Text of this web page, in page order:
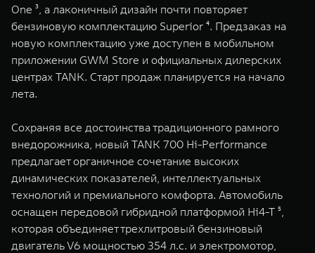
WEY 80
Масштаб возможностей
от 6 449 000 ₽
WEY 80
от 8 099
One ³, а лаконичный дизайн почти повторяет
бензиновую комплектацию Superior ⁴. Предзаказ на
новую комплектацию уже доступен в мобильном
приложении GWM Store и официальных дилерских
центрах TANK. Старт продаж планируется на начало
лета.
Сохраняя все достоинства традиционного рамного
внедорожника, новый TANK 700 Hi-Performance
предлагает органичное сочетание высоких
динамических показателей, интеллектуальных
технологий и премиального комфорта. Автомобиль
оснащен передовой гибридной платформой Hi4-T ⁵,
которая объединяет трехлитровый бензиновый
двигатель V6 мощностью 354 л.с. и электромотор,